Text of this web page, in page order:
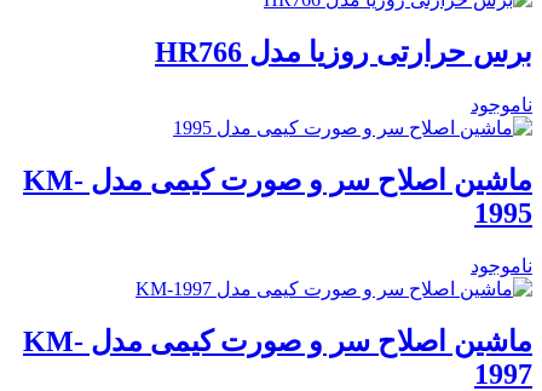
برس حرارتی روزیا مدل HR766
ناموجود
ماشین اصلاح سر و صورت کیمی مدل KM-
1995
ناموجود
ماشین اصلاح سر و صورت کیمی مدل KM-
1997